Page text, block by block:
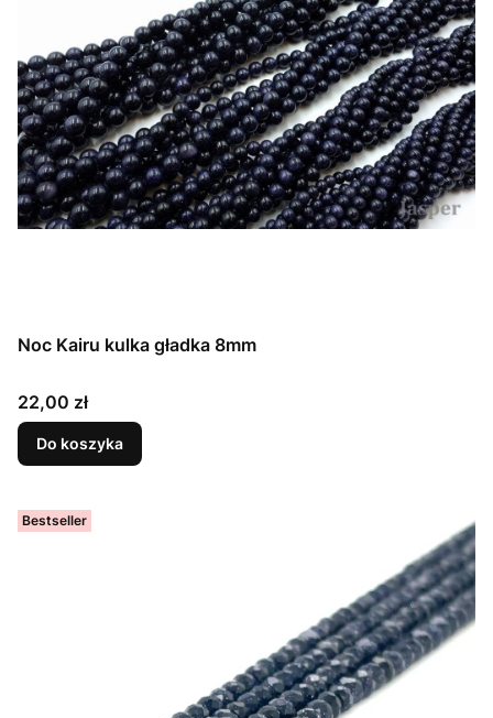
Noc Kairu kulka gładka 8mm
Cena
22,00 zł
Do koszyka
Bestseller